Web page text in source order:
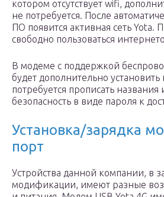
котором отсутствует wifi,
не потребуется. После
ПО появится активная сеть Yota.
свободно пользоваться
В модеме с поддержкой
будет дополнительно
потребуется прописать названия
безопасность в виде пароля к
Установка/зарядка
порт
Устройства данной компании, в
модификации, имеют разные